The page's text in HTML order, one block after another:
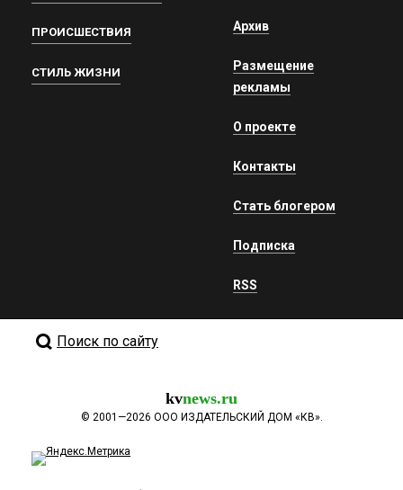
ПРОИСШЕСТВИЯ
СТИЛЬ ЖИЗНИ
Архив
Размещение
рекламы
О проекте
Контакты
Стать блогером
Подписка
RSS
Поиск по сайту
kvnews.ru
© 2001—2026 ООО ИЗДАТЕЛЬСКИЙ ДОМ «КВ».